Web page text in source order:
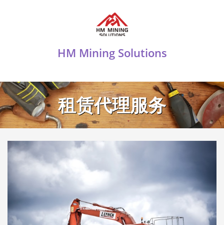
HM Mining Solutions
租赁代理服务